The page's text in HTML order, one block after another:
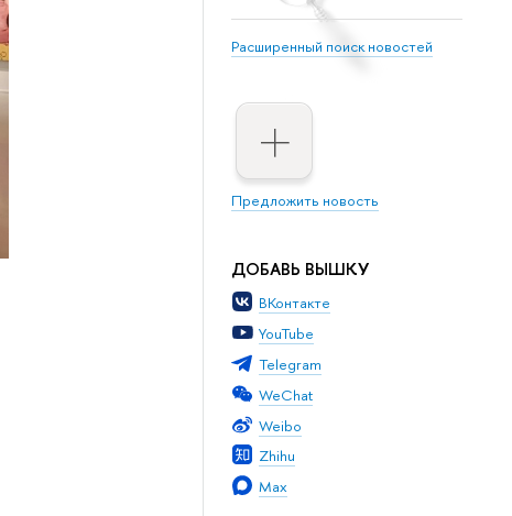
Расширенный поиск новостей
Предложить новость
ДОБАВЬ ВЫШКУ
ВКонтакте
YouTube
Telegram
WeChat
Weibo
Zhihu
Max